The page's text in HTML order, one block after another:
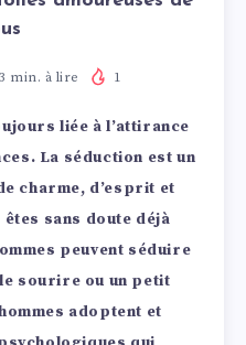
3 min. à lire 1
liée à l’attirance
La séduction est un
charme, d’esprit et
êtes sans doute déjà
peuvent séduire
sourire ou un petit
adoptent et